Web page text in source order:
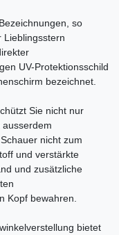
so
Lieblingsstern
UV-Protektionsschild
bezeichnet.
Sie nicht nur
nicht zum
und verstärkte
und zusätzliche
Kopf bewahren.
bietet